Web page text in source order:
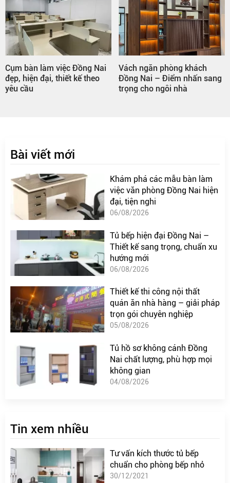
Cụm bàn làm việc Đồng Nai
đẹp, hiện đại, thiết kế theo
yêu cầu
Vách ngăn phòng khách
Đồng Nai – Điểm nhấn sang
trọng cho ngôi nhà
Bài viết mới
Khám phá các mẫu bàn làm
việc văn phòng Đồng Nai hiện
đại, tiện nghi
06/08/2026
Tủ bếp hiện đại Đồng Nai –
Thiết kế sang trọng, chuẩn xu
hướng mới
06/08/2026
Thiết kế thi công nội thất
quán ăn nhà hàng – giải pháp
trọn gói chuyên nghiệp
05/08/2026
Tủ hồ sơ không cánh Đồng
Nai chất lượng, phù hợp mọi
không gian
04/08/2026
Tin xem nhiều
Tư vấn kích thước tủ bếp
chuẩn cho phòng bếp nhỏ
30/12/2021